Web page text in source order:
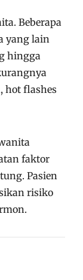
Beberapa
yang lain
hingga
hot flashes
faktor
Pasien
risiko